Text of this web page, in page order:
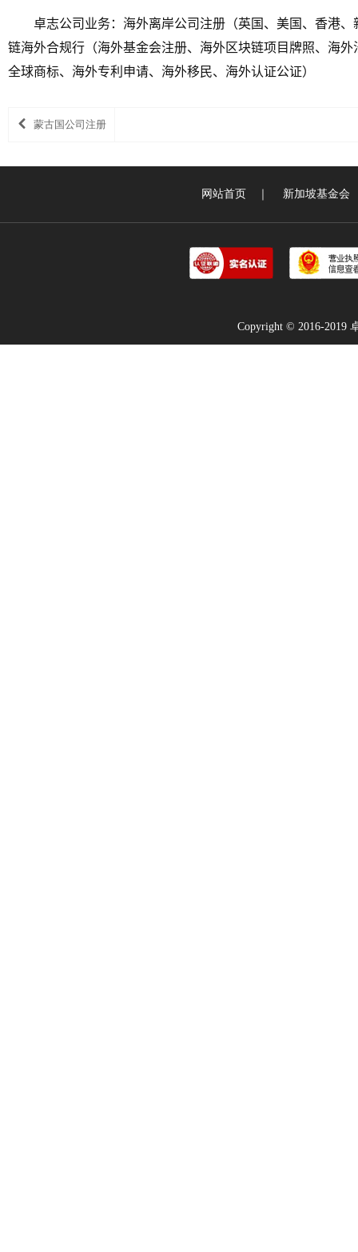
卓志公司业务：海外离岸公司注册（英国、美国、香港
链海外合规行（海外基金会注册、海外区块链项目牌照、海
全球商标、海外专利申请、海外移民、海外认证公证）
蒙古国公司注册
网站首页 新加坡基金会
Copyright © 2016-2019